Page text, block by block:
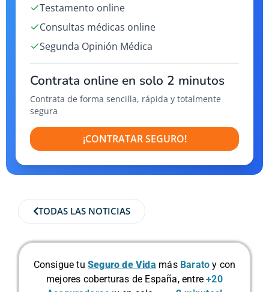
Testamento online
Consultas médicas online
Segunda Opinión Médica
Contrata online en solo 2 minutos
Contrata de forma sencilla, rápida y totalmente
segura
¡CONTRATAR SEGURO!
TODAS LAS NOTICIAS
Consigue tu Seguro de Vida más Barato y con
mejores coberturas de España, entre+20